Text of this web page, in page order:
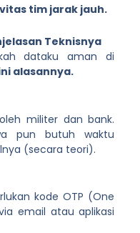
tim jarak jauh.
Teknisnya
dataku aman di
alasannya.
militer dan bank.
pun butuh waktu
(secara teori).
kode OTP (One
email atau aplikasi